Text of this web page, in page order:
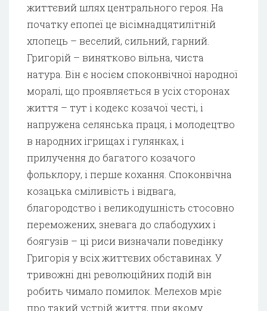
життєвий шлях центрального героя. На
початку епопеї це вісімнадцятилітній
хлопець – веселий, сильний, гарний.
Григорій – винятково вільна, чиста
натура. Він є носієм споконвічної народної
моралі, що проявляється в усіх сторонах
життя – тут і кодекс козачої честі, і
напружена селянська праця, і молодецтво
в народних ігрищах і гулянках, і
прилучення до багатого козачого
фольклору, і перше кохання. Споконвічна
козацька сміливість і відвага,
благородство і великодушність стосовно
переможених, зневага до слабодухих і
боягузів – ці риси визначали поведінку
Григорія у всіх життєвих обставинах. У
тривожні дні революційних подій він
робить чимало помилок. Мелехов мріє
про такий устрій життя, при якому